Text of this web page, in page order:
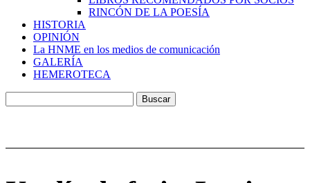
RINCÓN DE LA POESÍA
HISTORIA
OPINIÓN
La HNME en los medios de comunicación
GALERÍA
HEMEROTECA